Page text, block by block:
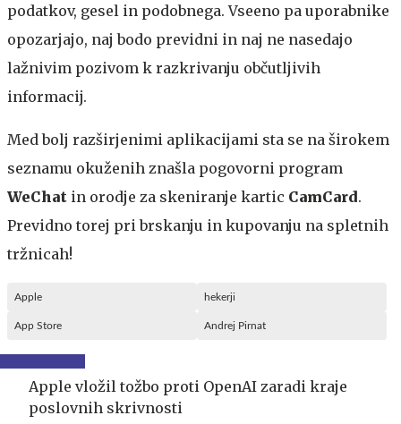
podatkov, gesel in podobnega. Vseeno pa uporabnike
opozarjajo, naj bodo previdni in naj ne nasedajo
lažnivim pozivom k razkrivanju občutljivih
informacij.
Med bolj razširjenimi aplikacijami sta se na širokem
seznamu okuženih znašla pogovorni program
WeChat in orodje za skeniranje kartic CamCard.
Previdno torej pri brskanju in kupovanju na spletnih
tržnicah!
Apple hekerji
App Store Andrej Pirnat
Apple vložil tožbo proti OpenAI zaradi kraje
poslovnih skrivnosti